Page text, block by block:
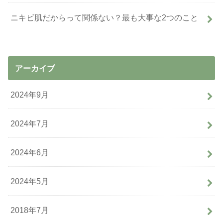
ニキビ肌だからって関係ない？最も大事な2つのこと
アーカイブ
2024年9月
2024年7月
2024年6月
2024年5月
2018年7月